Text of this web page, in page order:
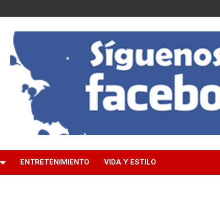
ENTRETENIMIENTO VIDA Y ESTILO